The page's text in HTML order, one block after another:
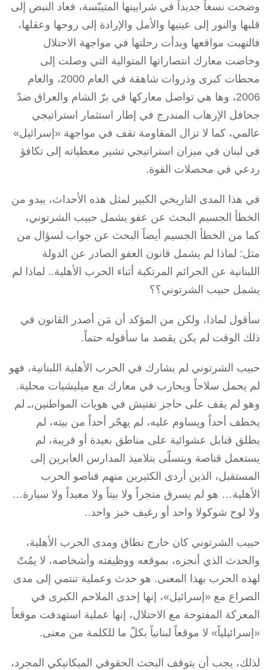
وضخت نسغاً جديداً في شرايينها المتيبّسة، فعاد النبض إلى
قلبها والنور إلى عينيها والأمل والإرادة إلى روحها وعقلها،
فالتهبت مواقعها وبدأت رحلتها في مواجهة الاحتلال
وخاضت معارك انتصاراتها المتوالية التي وصلت إلى
محطات كبرى وذروات شاهقة في العام 2000، والعام
2006، وها هي تواصل معاركها في برّ الشام والعراق ضدّ
جحافل الإرهاب المندرج في إطار استثمار استراتيجي
عالمي، كما لا تزال المقاومة تقف في مواجهة «إسرائيل»
في لبنان في ميزان استراتيجي تشير معطياته إلى تكافؤ
ردعي في محصلات القوة.
في هذا المدى التاريخي الكبير لمثل هذه الأحداث، يبدو من
الخطأ الجسيم البحث عن عفو يشمل حبيب الشرتوني،
كما من الخطأ الجسيم أيضاً البحث عن جواب لسؤال من
مثل: لماذا لم يشمل قانون العفو الصادر عن الدولة
اللبنانية عن الجرائم المرتكبة أثناء الحرب الأهلية.. لماذا لم
يشمل حبيب الشرتوني؟؟
سأقول لماذا، ولكن من المؤكد أن مَن أصدر القانون في
ذلك الوقت لم يكن يقصد ما سأقوله حتماً.
حبيب الشرتوني لم يشارك في الحرب الأهلية اللبنانية، فهو
لم يحمل سلاحاً ويحارب في معارك مع ميليشيات محلية.
وهو لم يقف على حاجز تفتيش في هويات المواطنين،ـ لم
يخطف أحداً ويساوم عليه، لم يهجّر أحداً من بيته، لم
يطلق قنابل عشوائية على مناطق بعيدة أو قريبة، لم
يستعمل قناصة ويتسلّى بتلاميذ المدارس العابرين إلى
المستقبل، الذين أردى الكثيرين منهم قناصو الحرب
الأهلية… هو لم يسرق متجراً ولا بيتاً ولا معبداً ولا سيارة…
ولا لوح شوكولا واحد أو رغيف خبز واحد..
حبيب الشرتوني كان خارج نطاق ومدى الحرب الأهلية،
والحدث الذي أنجزه، بموقعه ووظيفته وأشخاصه، لا يمُتّ
لهذه الحرب بهذا المعنى. هو حدث وعملية تنتمي إلى مدى
الصراع مع «إسرائيل»، إنها إحدى الملاحم الكبرى في
المعركة المفتوحة مع الاحتلال، إنها عملية استهدفت موقعاً
«إسرائيلياً» لا موقعاً لبنانياً بكلّ ما للكلمة من معنى.
لذلك، يجب أن يتوقف البحث الحقوقي الميكانيكي المجرد،